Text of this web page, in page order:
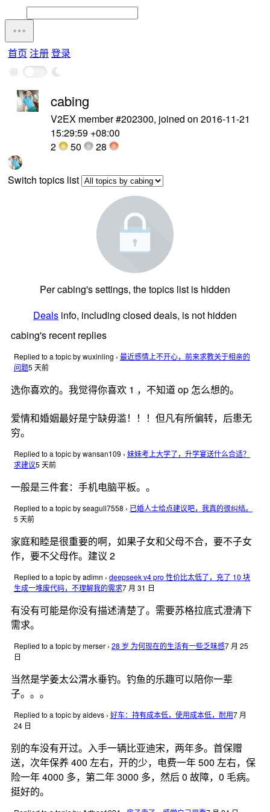
首页 注册登录
cabing
V2EX member #202300, joined on 2016-11-21
15:29:59 +08:00
2
50 28
Switch topics list
Per cabing's settings, the topics list is hidden
Deals info, including closed deals, is not hidden
cabing's recent replies
Replied to a topic by wuxinling › 最近感情上不开心，前来求教关于相亲的
问题5 天前
选你喜欢的。我觉得你喜欢 1 ，不知道 op 怎么想的。
爱情和婚姻最好是宁缺毋滥！！！但凡有所偏转，后患无
穷。
Replied to a topic by wansan109 › 妹妹考上大学了，升学宴送什么合适？
求建议5 天前
一般是三件套：手机电脑平板。。
Replied to a topic by seagull7558 › 已婚人士给点建议吧，我真的很纠结。
5 天前
家庭和睦是很重要的啊，如果子女和父母不合，要不子女
作，要不父母作。建议 2
Replied to a topic by adimn › deepseek v4 pro 性价比太低了，充了 10 块
生成一堆废代码，不理解我的需求7 月 31 日
有没有可能是你没有描述清楚了。需要苏格拉底式澄清下
需求。
Replied to a topic by merser › 28 岁 为何现在的生活有一些乏味感7 月 25
日
当然是学姜太公渭水垂钓。钓鱼的乐趣可以陪你一辈
子。。。
Replied to a topic by aidevs › 好车：持有成本低，使用成本低，耐用7 月
24 日
别的车没有开过。入手一辆比亚迪宋，两年多。首保赠
送，次年保养 400 左右，开的少，电费一年 500 左右，保
险一年 4000 多，第二年 3000 多，然后 0 故障，0 毛病。
挺好的。